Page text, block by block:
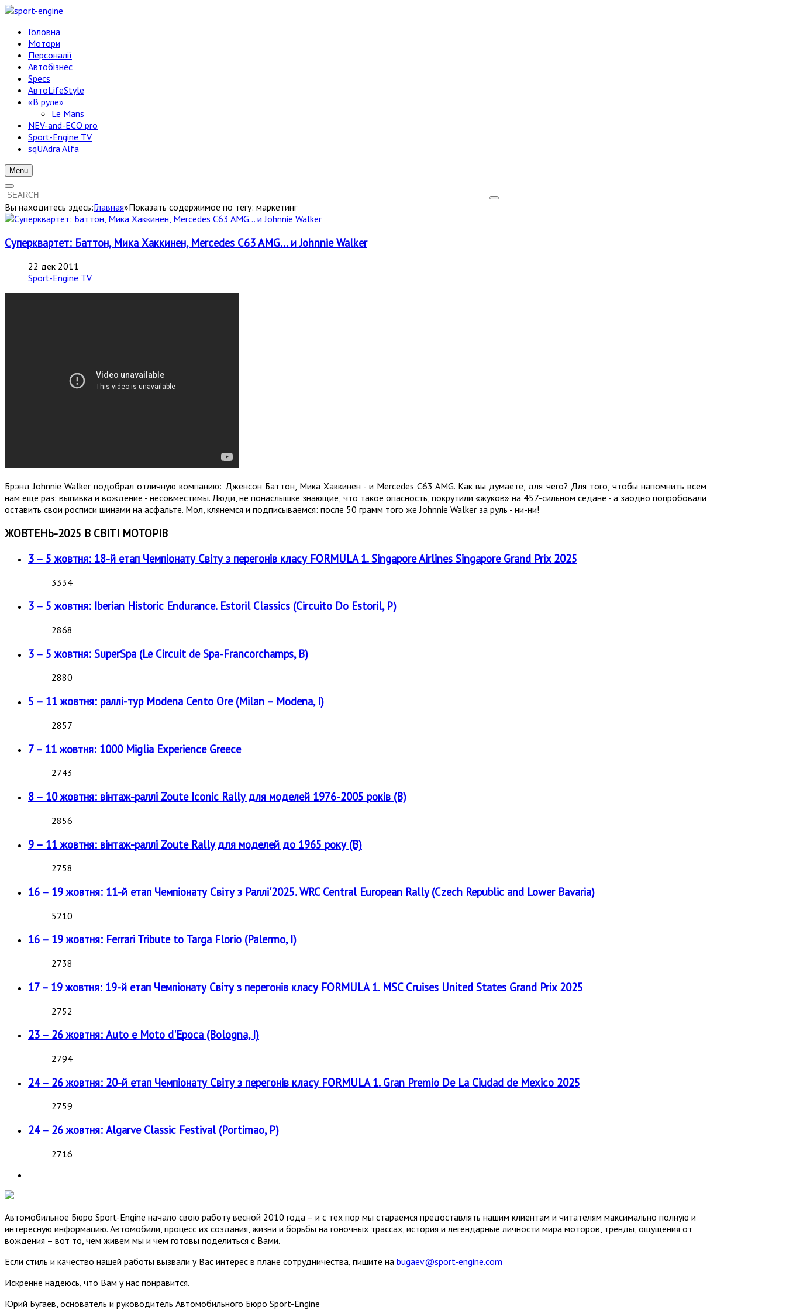
Головна
Мотори
Персоналії
Автобізнес
Specs
АвтоLifeStyle
«В руле»
Le Mans
NEV-and-ECO pro
Sport-Engine TV
sqUAdra Alfa
Menu
Вы находитесь здесь:Главная»Показать содержимое по тегу: маркетинг
Суперквартет: Баттон, Мика Хаккинен, Mercedes C63 AMG... и Johnnie Walker
22 дек 2011
Sport-Engine TV
Брэнд Johnnie Walker подобрал отличную компанию: Дженсон Баттон, Мика Хаккинен - и Mercedes C63 AMG. Как вы думаете, для чего? Для того, чтобы напомнить всем
нам еще раз: выпивка и вождение - несовместимы. Люди, не понаслышке знающие, что такое опасность, покрутили «жуков» на 457-сильном седане - а заодно попробовали
оставить свои росписи шинами на асфальте. Мол, клянемся и подписываемся: после 50 грамм того же Johnnie Walker за руль - ни-ни!
ЖОВТЕНЬ-2025 В СВІТІ МОТОРІВ
3 – 5 жовтня: 18-й етап Чемпіонату Світу з перегонів класу FORMULA 1. Singapore Airlines Singapore Grand Prix 2025
3334
3 – 5 жовтня: Iberian Historic Endurance. Estoril Classics (Circuito Do Estoril, P)
2868
3 – 5 жовтня: SuperSpa (Le Circuit de Spa-Francorchamps, B)
2880
5 – 11 жовтня: раллі-тур Modena Cento Ore (Milan – Modena, I)
2857
7 – 11 жовтня: 1000 Miglia Experience Greece
2743
8 – 10 жовтня: вінтаж-раллі Zoute Iconic Rally для моделей 1976-2005 років (B)
2856
9 – 11 жовтня: вінтаж-раллі Zoute Rally для моделей до 1965 року (B)
2758
16 – 19 жовтня: 11-й етап Чемпіонату Світу з Раллі'2025. WRC Central European Rally (Czech Republic and Lower Bavaria)
5210
16 – 19 жовтня: Ferrari Tribute to Targa Florio (Palermo, I)
2738
17 – 19 жовтня: 19-й етап Чемпіонату Світу з перегонів класу FORMULA 1. MSC Cruises United States Grand Prix 2025
2752
23 – 26 жовтня: Auto e Moto d'Epoca (Bologna, I)
2794
24 – 26 жовтня: 20-й етап Чемпіонату Світу з перегонів класу FORMULA 1. Gran Premio De La Ciudad de Mexico 2025
2759
24 – 26 жовтня: Algarve Classic Festival (Portimao, P)
2716
Автомобильное Бюро Sport-Engine начало свою работу весной 2010 года – и с тех пор мы стараемся предоставлять нашим клиентам и читателям максимально полную и
интересную информацию. Автомобили, процесс их создания, жизни и борьбы на гоночных трассах, история и легендарные личности мира моторов, тренды, ощущения от
вождения – вот то, чем живем мы и чем готовы поделиться с Вами.
Если стиль и качество нашей работы вызвали у Вас интерес в плане сотрудничества, пишите на bugaev@sport-engine.com
Искренне надеюсь, что Вам у нас понравится.
Юрий Бугаев, основатель и руководитель Автомобильного Бюро Sport-Engine